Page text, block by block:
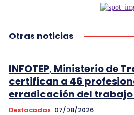
Otras noticias
INFOTEP, Ministerio de
certifican a 46
erradicación del
Destacadas 07/08/2026